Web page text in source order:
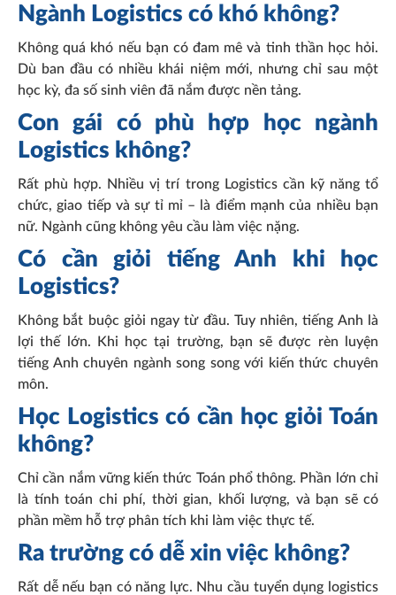
Ngành Logistics có khó không?
Không quá khó nếu bạn có đam mê và tinh thần học hỏi.
Dù ban đầu có nhiều khái niệm mới, nhưng chỉ sau một
học kỳ, đa số sinh viên đã nắm được nền tảng.
Con gái có phù hợp học ngành
Logistics không?
Rất phù hợp. Nhiều vị trí trong Logistics cần kỹ năng tổ
chức, giao tiếp và sự tỉ mỉ – là điểm mạnh của nhiều bạn
nữ. Ngành cũng không yêu cầu làm việc nặng.
Có cần giỏi tiếng Anh khi học
Logistics?
Không bắt buộc giỏi ngay từ đầu. Tuy nhiên, tiếng Anh là
lợi thế lớn. Khi học tại trường, bạn sẽ được rèn luyện
tiếng Anh chuyên ngành song song với kiến thức chuyên
môn.
Học Logistics có cần học giỏi Toán
không?
Chỉ cần nắm vững kiến thức Toán phổ thông. Phần lớn chỉ
là tính toán chi phí, thời gian, khối lượng, và bạn sẽ có
phần mềm hỗ trợ phân tích khi làm việc thực tế.
Ra trường có dễ xin việc không?
Rất dễ nếu bạn có năng lực. Nhu cầu tuyển dụng logistics